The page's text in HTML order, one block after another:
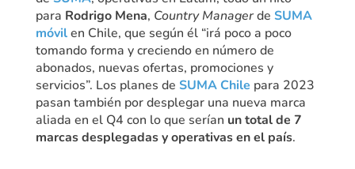
para Rodrigo Mena, Country Managerde SUMA
móvilen Chile, que según él “irá poco a poco
tomando forma y creciendo en número de
abonados, nuevas ofertas, promociones y
servicios”. Los planes de SUMA Chile para 2023
pasan también por desplegar una nueva marca
aliada en el Q4 con lo que serían un total de 7
marcas desplegadas y operativas en el país.